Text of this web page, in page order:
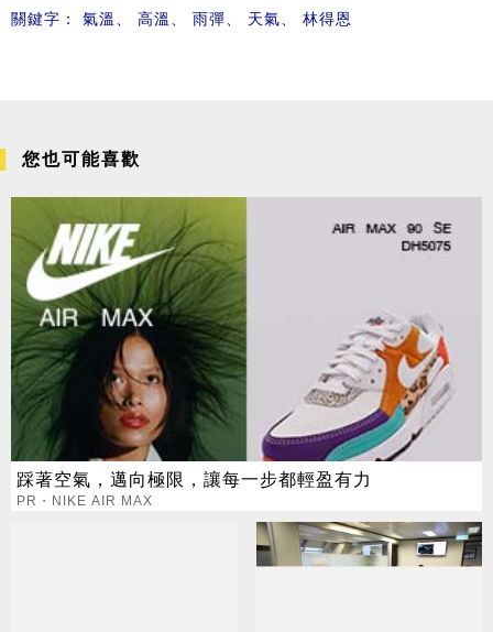
關鍵字： 氣溫、 高溫、 雨彈、 天氣、 林得恩
您也可能喜歡
踩著空氣，邁向極限，讓每一步都輕盈有力
PR・NIKE AIR MAX